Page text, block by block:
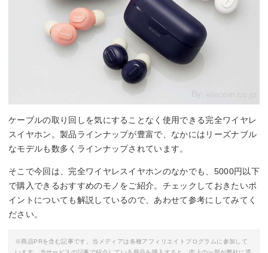
By: elecom.co.jp
ケーブルの取り回しを気にすることなく使用できる完全ワイヤレ
スイヤホン。製品ラインナップが豊富で、なかにはリーズナブル
なモデルも数多くラインナップされています。
そこで今回は、完全ワイヤレスイヤホンのなかでも、5000円以下
で購入できるおすすめのモノをご紹介。チェックしておきたいポ
イントについても解説しているので、あわせて参考にしてみてく
ださい。
※商品PRを含む記事です。当メディアは各種アフィリエイトプログラムに参加して